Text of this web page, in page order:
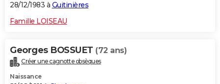
28/12/1983 à Guitinières
Famille LOISEAU
Georges BOSSUET (72 ans)
Créer une cagnotte obsèques
Naissance